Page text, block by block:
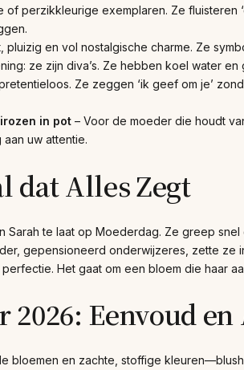
of perzikkleurige exemplaren. Ze
pluizig en vol nostalgische charme. Ze
ze zijn diva’s. Ze hebben koel water
Ze zeggen ‘ik geef om je’
in pot – Voor de moeder die houdt
uw attentie.
dat Alles Zegt
Sarah te laat op Moederdag. Ze greep
gepensioneerd onderwijzeres, zette ze
Het gaat om een bloem die haar
2026: Eenvoud
bloemen en zachte, stoffige